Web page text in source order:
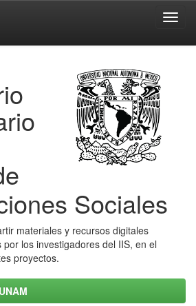
Sociales
materiales y recursos digitales
los investigadores del IIS, en el
proyectos.